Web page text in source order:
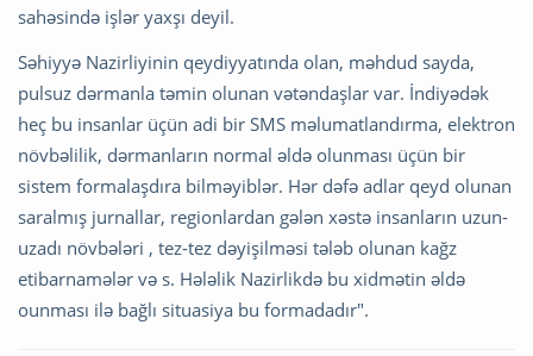
sahəsində işlər yaxşı deyil.
Səhiyyə Nazirliyinin qeydiyyatında olan, məhdud sayda,
pulsuz dərmanla təmin olunan vətəndaşlar var. İndiyədək
heç bu insanlar üçün adi bir SMS məlumatlandırma, elektron
növbəlilik, dərmanların normal əldə olunması üçün bir
sistem formalaşdıra bilməyiblər. Hər dəfə adlar qeyd olunan
saralmış jurnallar, regionlardan gələn xəstə insanların uzun-
uzadı növbələri , tez-tez dəyişilməsi tələb olunan kağz
etibarnamələr və s. Hələlik Nazirlikdə bu xidmətin əldə
ounması ilə bağlı situasiya bu formadadır".